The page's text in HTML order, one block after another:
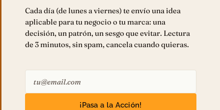
Cada día (de lunes a viernes) te envío una idea
aplicable para tu negocio o tu marca: una
decisión, un patrón, un sesgo que evitar. Lectura
de 3 minutos, sin spam, cancela cuando quieras.
¡Pasa a la Acción!